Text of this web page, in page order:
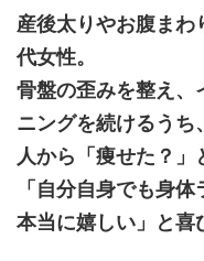
産後太りやお腹まわ
代女性。
骨盤の歪みを整え、
ニングを続けるうち、
人から「痩せた？」
「自分自身でも身
本当に嬉しい」と喜